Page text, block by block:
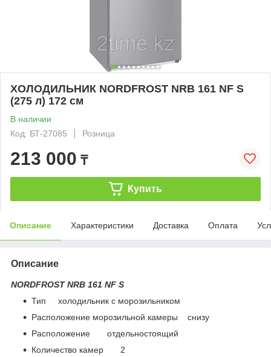
ХОЛОДИЛЬНИК NORDFROST NRB 161 NF S
(275 л) 172 см
В наличии
Код: БТ-27085
Розница
213 000 ₸
Купить
Описание Характеристики Доставка Оплата
Описание
NORDFROST NRB 161 NF S
Тип холодильник с морозильником
Расположение морозильной камеры снизу
Расположение отдельностоящий
Количество камер 2